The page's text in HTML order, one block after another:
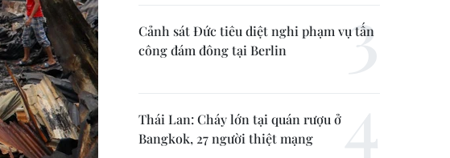
Cảnh sát Đức tiêu diệt nghi phạm vụ tấn
công đám đông tại Berlin
Thái Lan: Cháy lớn tại quán rượu ở
Bangkok, 27 người thiệt mạng